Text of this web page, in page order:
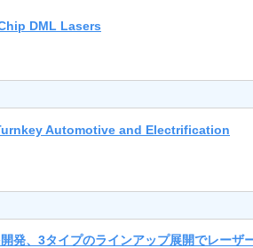
DML Lasers
Automotive and Electrification
発、3タイプのラインアップ展開でレーザ